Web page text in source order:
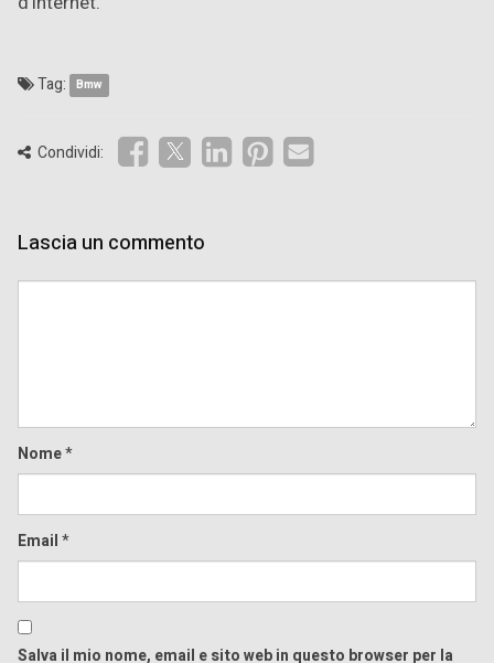
Tag: Bmw
Condividi:
Lascia un commento
Nome*
Email*
Salva il mio nome, email e sito web in questo browser per la